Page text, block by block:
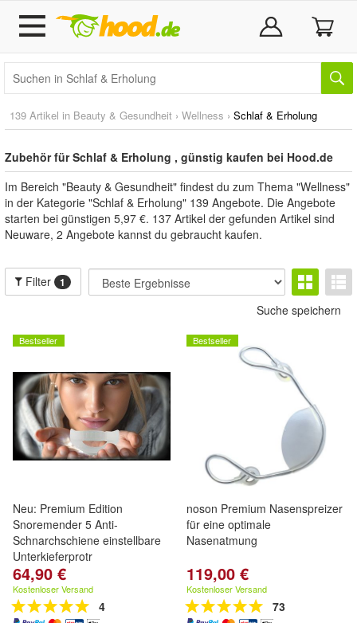
139 Artikel in Beauty & Gesundheit › Wellness › Schlaf & Erholung
Zubehör für Schlaf & Erholung , günstig kaufen bei Hood.de
Im Bereich "Beauty & Gesundheit" findest du zum Thema "Wellness"
in der Kategorie "Schlaf & Erholung" 139 Angebote. Die Angebote
starten bei günstigen 5,97 €. 137 Artikel der gefunden Artikel sind
Neuware, 2 Angebote kannst du gebraucht kaufen.
Filter 1
Suche speichern
Bestseller
Neu: Premium Edition
Snoremender 5 Anti-
Schnarchschiene einstellbare
Unterkieferprotr
64,90 €
Kostenloser Versand
4
Bestseller
noson Premium Nasenspreizer
für eine optimale
Nasenatmung
119,00 €
Kostenloser Versand
73